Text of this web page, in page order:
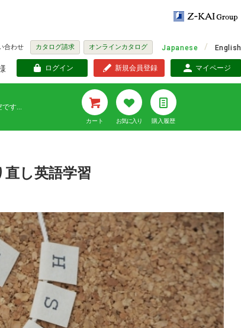
合わせ カタログ請求 オンラインカタログ Japanese English
ログイン 新規会員登録 マイページ
す...
カート お気に入り 購入履歴
し英語学習